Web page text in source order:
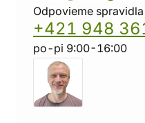
Odpovieme
+421 948
po-pi 9:00-16:00